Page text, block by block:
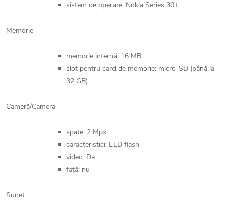
sistem de operare: Nokia Series 30+
Memorie
memorie internă: 16 MB
slot pentru card de memorie: micro-SD (până la
32 GB)
Cameră/Camera
spate: 2 Mpx
caracteristici: LED flash
video: Da
față: nu
Sunet